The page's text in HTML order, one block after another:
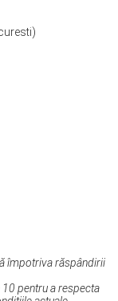
împotriva răspândirii
pentru a respecta